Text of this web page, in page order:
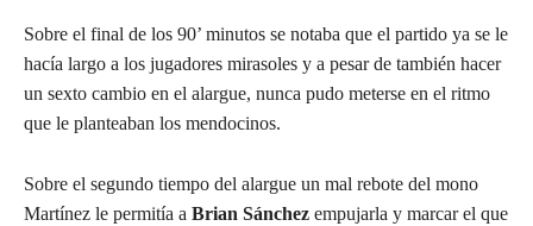
Sobre el final de los 90’ minutos se notaba que el partido ya se le
hacía largo a los jugadores mirasoles y a pesar de también hacer
un sexto cambio en el alargue, nunca pudo meterse en el ritmo
que le planteaban los mendocinos.
Sobre el segundo tiempo del alargue un mal rebote del mono
Martínez le permitía a Brian Sánchez empujarla y marcar el que